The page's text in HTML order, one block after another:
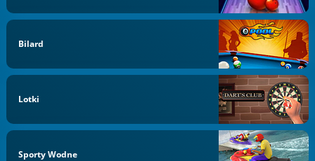
Bilard
Lotki
Sporty Wodne